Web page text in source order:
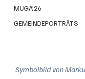
MUGA'26
GEMEINDEPORTRÄTS
Symbolbild von